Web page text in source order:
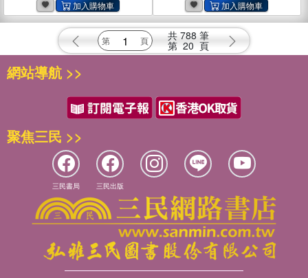
共 788 筆
第 20 頁
網站導航 >>
聚焦三民 >>
三民書局 三民出版